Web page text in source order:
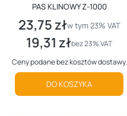
PAS KLINOWY Z-1000
Cena brutto
23,75 złw tym %s VAT
w tym23% VAT
Cena netto
19,31 złbez 23% VAT
Ceny podane bez kosztów dostawy.
DO KOSZYKA